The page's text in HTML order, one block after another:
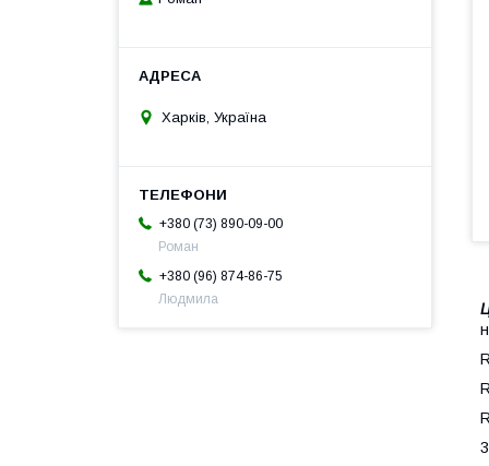
Харків, Україна
+380 (73) 890-09-00
Роман
+380 (96) 874-86-75
Людмила